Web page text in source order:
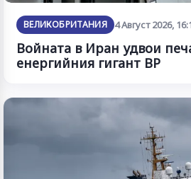
ВЕЛИКОБРИТАНИЯ 4 Август 2026,
Войната в Иран удвои
енергийния гигант BP